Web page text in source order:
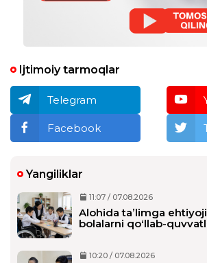
Ijtimoiy tarmoqlar
Telegram
Facebook
Yangiliklar
11:07 / 07.08.2026
Alohida taʼlimga
bolalarni qoʻllab-
10:20 / 07.08.2026